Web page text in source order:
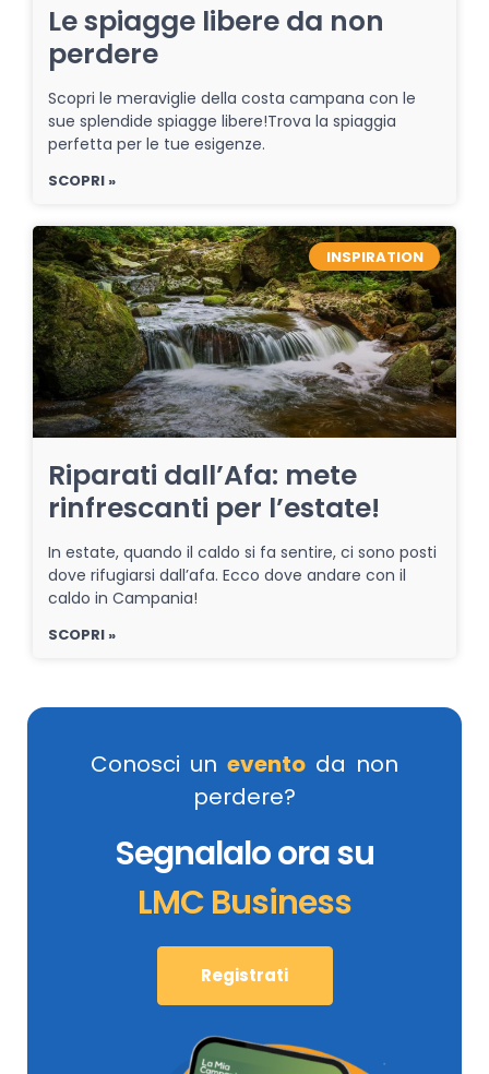
Le spiagge libere da non
perdere
Scopri le meraviglie della costa campana con le
sue splendide spiagge libere!Trova la spiaggia
perfetta per le tue esigenze.
SCOPRI »
INSPIRATION
Riparati dall’Afa: mete
rinfrescanti per l’estate!
In estate, quando il caldo si fa sentire, ci sono posti
dove rifugiarsi dall’afa. Ecco dove andare con il
caldo in Campania!
SCOPRI »
Conosci un evento da non
perdere?
Segnalalo ora su
LMC Business
Registrati